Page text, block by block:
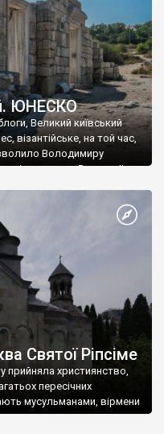
ЮНЕСКО
Великий київський
візантійське, на той час,
Володимиру
імператору Василю ІІ, та
Василем-християнином.
Херсонесу Таврійського
Святої Ріпсіме
прийняла християнство,
пересічних
мусульманами, вірмени